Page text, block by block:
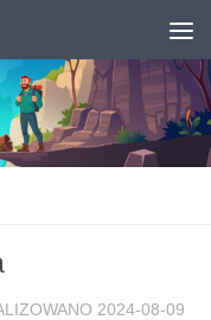
2024-08-09